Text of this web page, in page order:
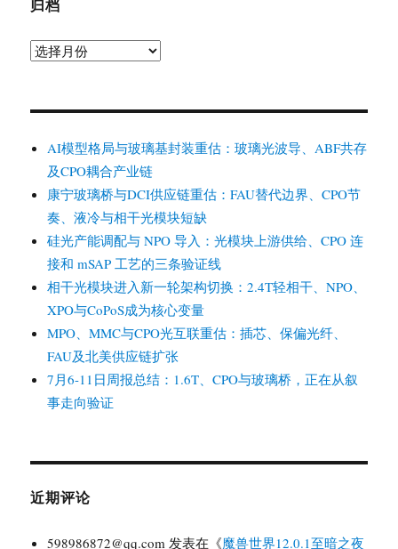
归档
归
AI模型格局与玻璃基封装重估：玻璃光波导、ABF共存
及CPO耦合产业链
康宁玻璃桥与DCI供应链重估：FAU替代边界、CPO节
奏、液冷与相干光模块短缺
硅光产能调配与 NPO 导入：光模块上游供给、CPO 连
接和 mSAP 工艺的三条验证线
相干光模块进入新一轮架构切换：2.4T轻相干、NPO、
XPO与CoPoS成为核心变量
MPO、MMC与CPO光互联重估：插芯、保偏光纤、
FAU及北美供应链扩张
7月6-11日周报总结：1.6T、CPO与玻璃桥，正在从叙
事走向验证
近期评论
598986872@qq.com 发表在《魔兽世界12.0.1至暗之夜